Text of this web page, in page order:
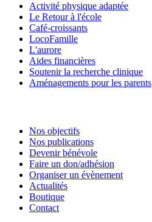
Activité physique adaptée
Le Retour à l'école
Café-croissants
LocoFamille
L'aurore
Aides financières
Soutenir la recherche clinique
Aménagements pour les parents
Nos objectifs
Nos publications
Devenir bénévole
Faire un don/adhésion
Organiser un évènement
Actualités
Boutique
Contact